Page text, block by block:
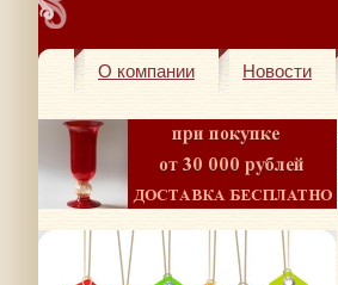
О компании Новости